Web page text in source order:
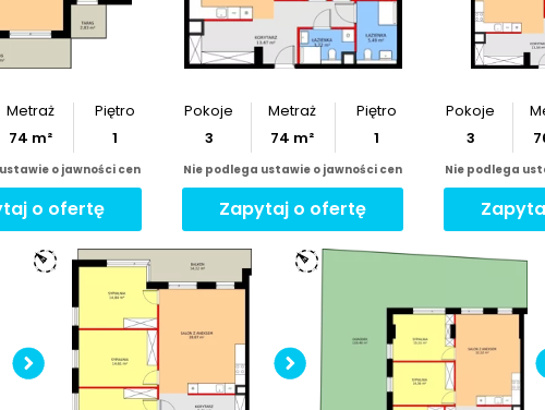
Metraż
74 m²
Piętro
1
o jawności cen
o ofertę
Pokoje
3
Metraż
74 m²
Piętro
1
Nie podlega ustawie o jawności cen
Zapytaj o ofertę
Pokoje
3
Nie podlega
Sprawdź wymiary
lokalu
inwestycyjnego
Sprawdź wymiary
lokalu
inwestycyjnego